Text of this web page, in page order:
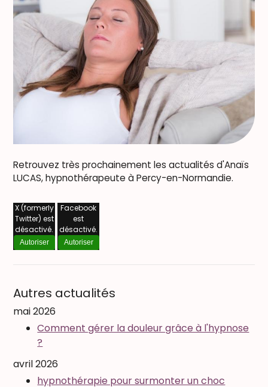
Retrouvez très prochainement les actualités d'Anaïs
LUCAS, hypnothérapeute à Percy-en-Normandie.
X (formerly
Twitter) est
désactivé.
Autoriser
Facebook
est
désactivé.
Autoriser
Autres actualités
mai 2026
Comment gérer la douleur grâce à l'hypnose
?
avril 2026
hypnothérapie pour surmonter un choc